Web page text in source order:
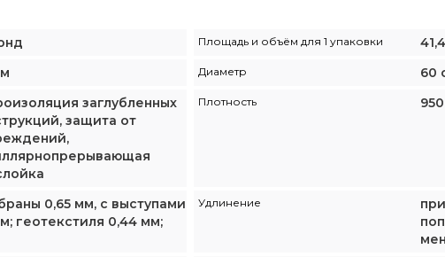
Площадь и объём для 1 упаковки
Диаметр 60
заглубленных
защита от
Плотность
0,65 мм, с выступами
геотекстиля 0,44 мм;
Удлинение